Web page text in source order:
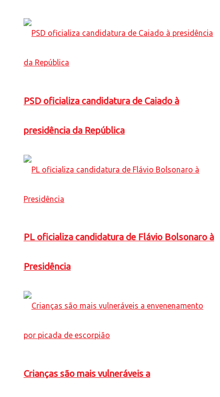
PSD oficializa candidatura de Caiado à
presidência da República
PL oficializa candidatura de Flávio Bolsonaro à
Presidência
Crianças são mais vulneráveis a